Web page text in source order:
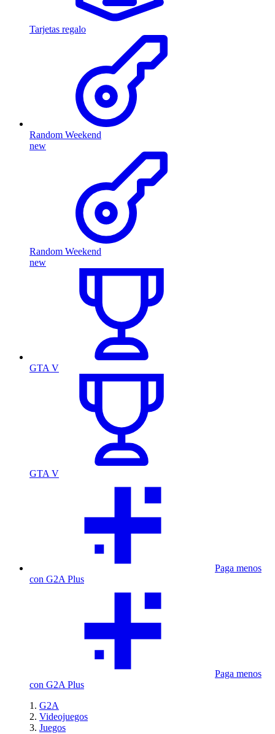
Tarjetas regalo
Random Weekend
new
Random Weekend
new
GTA V
GTA V
Paga menos
con G2A Plus
Paga menos
con G2A Plus
G2A
Videojuegos
Juegos